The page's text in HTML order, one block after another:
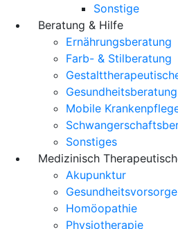
Sonstige
Beratung & Hilfe
Ernährungsberatung
Farb- & Stilberatung
Gesundheitsberatung
Mobile
Sonstiges
Medizinisch
Akupunktur
Gesundheitsvorsorge
Homöopathie
Physiotherapie